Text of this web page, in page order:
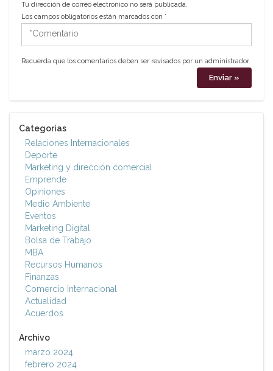
Tu dirección de correo electrónico no será publicada.
Los campos obligatorios están marcados con *
*Comentario
Recuerda que los comentarios deben ser revisados por un administrador.
Categorías
Relaciones Internacionales
Deporte
Marketing y dirección comercial
Emprende
Opiniones
Medio Ambiente
Eventos
Marketing Digital
Bolsa de Trabajo
MBA
Recursos Humanos
Finanzas
Comercio Internacional
Actualidad
Acuerdos
Archivo
marzo 2024
febrero 2024